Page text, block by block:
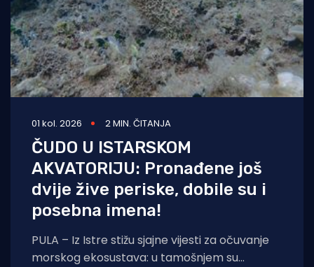
01 kol. 2026 2 MIN. ČITANJA
ČUDO U ISTARSKOM
AKVATORIJU: Pronađene još
dvije žive periske, dobile su i
posebna imena!
PULA – Iz Istre stižu sjajne vijesti za očuvanje
morskog ekosustava: u tamošnjem su